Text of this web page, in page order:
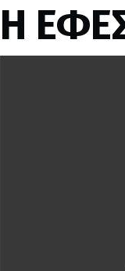
Η